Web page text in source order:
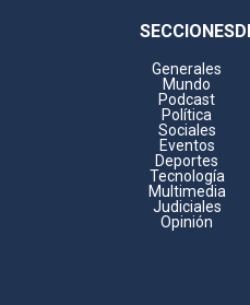
SECCIONES
Generales
Mundo
Podcast
Política
Sociales
Eventos
Deportes
Tecnología
Multimedia
Judiciales
Opinión